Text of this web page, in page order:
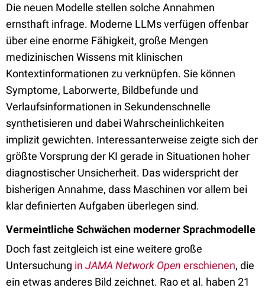
Die neuen Modelle stellen solche Annahmen
ernsthaft infrage. Moderne LLMs verfügen offenbar
über eine enorme Fähigkeit, große Mengen
medizinischen Wissens mit klinischen
Kontextinformationen zu verknüpfen. Sie können
Symptome, Laborwerte, Bildbefunde und
Verlaufsinformationen in Sekundenschnelle
synthetisieren und dabei Wahrscheinlichkeiten
implizit gewichten. Interessanterweise zeigte sich der
größte Vorsprung der KI gerade in Situationen hoher
diagnostischer Unsicherheit. Das widerspricht der
bisherigen Annahme, dass Maschinen vor allem bei
klar definierten Aufgaben überlegen sind.
Vermeintliche Schwächen moderner Sprachmodelle
Doch fast zeitgleich ist eine weitere große
Untersuchung in JAMA Network Open erschienen, die
ein etwas anderes Bild zeichnet. Rao et al. haben 21